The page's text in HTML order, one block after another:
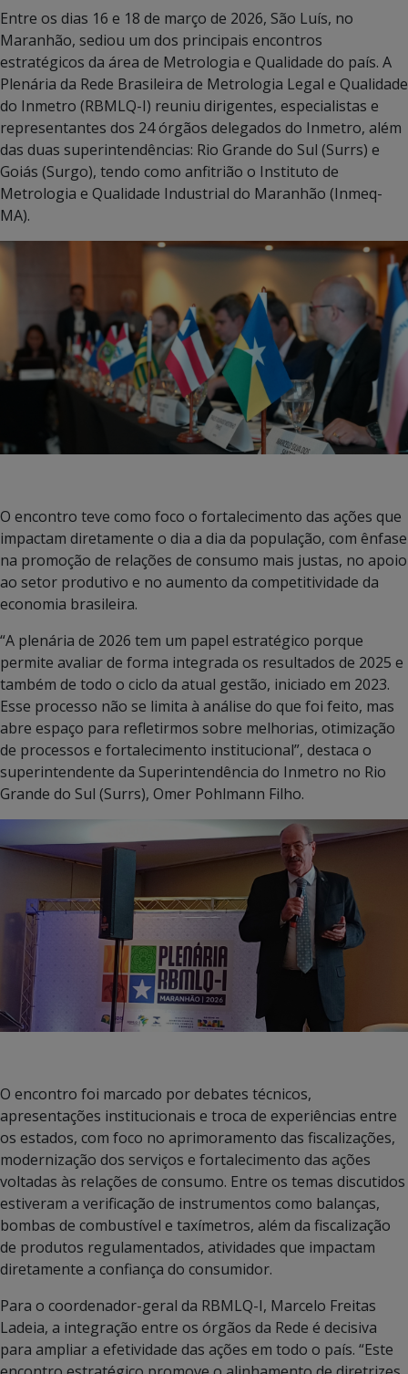
Entre os dias 16 e 18 de março de 2026, São Luís, no
Maranhão, sediou um dos principais encontros
estratégicos da área de Metrologia e Qualidade do país. A
Plenária da Rede Brasileira de Metrologia Legal e Qualidade
do Inmetro (RBMLQ-I) reuniu dirigentes, especialistas e
representantes dos 24 órgãos delegados do Inmetro, além
das duas superintendências: Rio Grande do Sul (Surrs) e
Goiás (Surgo), tendo como anfitrião o Instituto de
Metrologia e Qualidade Industrial do Maranhão (Inmeq-
MA).
O encontro teve como foco o fortalecimento das ações que
impactam diretamente o dia a dia da população, com ênfase
na promoção de relações de consumo mais justas, no apoio
ao setor produtivo e no aumento da competitividade da
economia brasileira.
“A plenária de 2026 tem um papel estratégico porque
permite avaliar de forma integrada os resultados de 2025 e
também de todo o ciclo da atual gestão, iniciado em 2023.
Esse processo não se limita à análise do que foi feito, mas
abre espaço para refletirmos sobre melhorias, otimização
de processos e fortalecimento institucional”, destaca o
superintendente da Superintendência do Inmetro no Rio
Grande do Sul (Surrs), Omer Pohlmann Filho.
O encontro foi marcado por debates técnicos,
apresentações institucionais e troca de experiências entre
os estados, com foco no aprimoramento das fiscalizações,
modernização dos serviços e fortalecimento das ações
voltadas às relações de consumo. Entre os temas discutidos
estiveram a verificação de instrumentos como balanças,
bombas de combustível e taxímetros, além da fiscalização
de produtos regulamentados, atividades que impactam
diretamente a confiança do consumidor.
Para o coordenador-geral da RBMLQ-I, Marcelo Freitas
Ladeia, a integração entre os órgãos da Rede é decisiva
para ampliar a efetividade das ações em todo o país. “Este